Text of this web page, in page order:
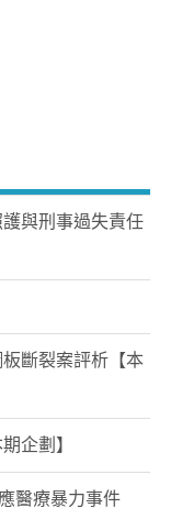
與刑事過失責任
斷裂案評析【本
企劃】
醫療暴力事件